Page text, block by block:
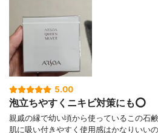
5.00
泡立ちやすくニキビ対策にも⭕
親戚の縁で幼い頃から使っているこの石
肌に吸い付きやすく使用感はかなりいい